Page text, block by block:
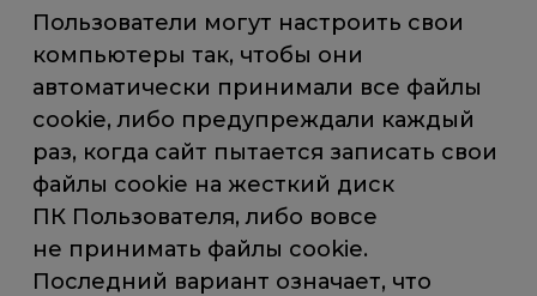
Пользователи могут настроить свои
компьютеры так, чтобы они
автоматически принимали все файлы
cookie, либо предупреждали каждый
раз, когда сайт пытается записать свои
файлы cookie на жесткий диск
ПК Пользователя, либо вовсе
не принимать файлы cookie.
Последний вариант означает, что